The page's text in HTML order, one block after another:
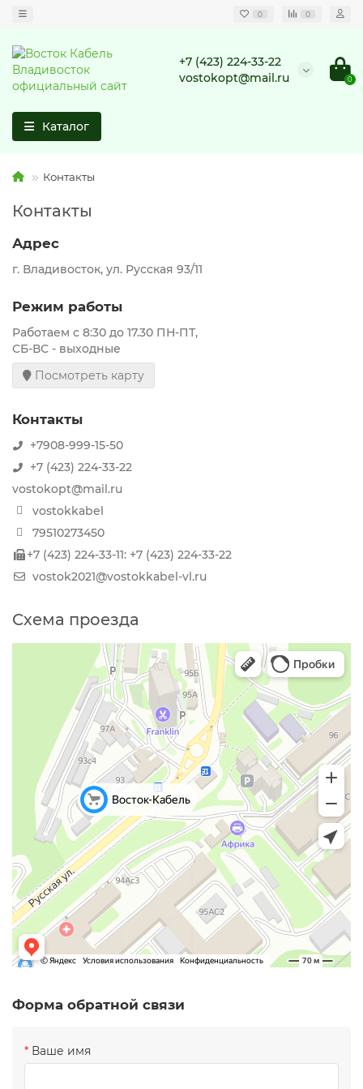
0 0
+7 (423) 224-33-22
vostokopt@mail.ru
0
Каталог
Контакты
Контакты
Адрес
г. Владивосток, ул. Русская 93/11
Режим работы
Работаем с 8:30 до 17.30 ПН-ПТ,
СБ-ВС - выходные
Посмотреть карту
Контакты
+7908-999-15-50
+7 (423) 224-33-22
vostokopt@mail.ru
vostokkabel
79510273450
+7 (423) 224-33-11: +7 (423) 224-33-22
vostok2021@vostokkabel-vl.ru
Схема проезда
Форма обратной связи
Ваше имя